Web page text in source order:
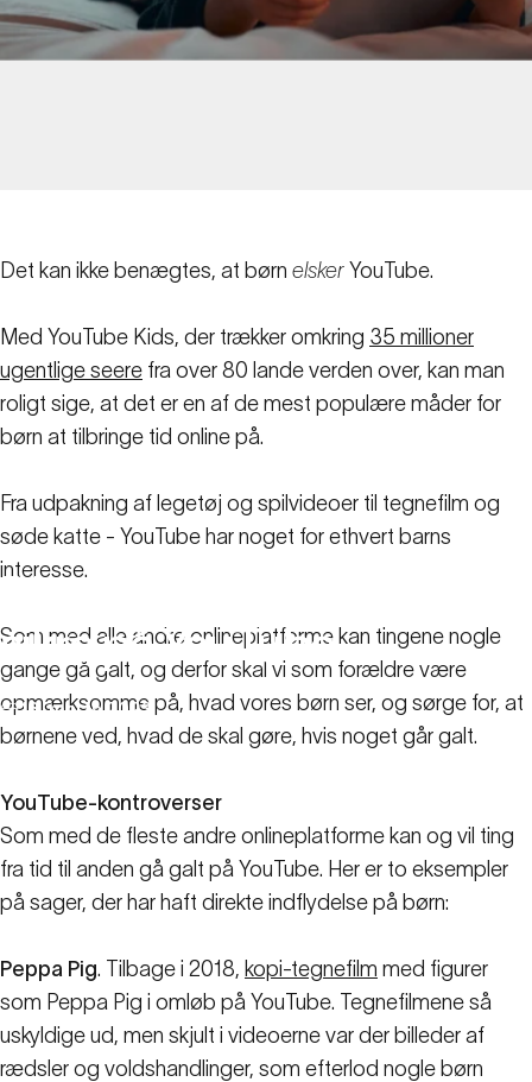
Dinguide
sikre påYouTube
16. marts 2023
Det kan ikke benægtes, at børn elsker YouTube.
Med YouTube Kids, der trækker omkring 35 millioner
ugentlige seere fra over 80 lande verden over, kan man
roligt sige, at det er en af de mest populære måder for
børn at tilbringe tid online på.
Fra udpakning af legetøj og spilvideoer til tegnefilm og
søde katte - YouTube har noget for ethvert barns
interesse.
Som med alle andre onlineplatforme kan tingene nogle
gange gå galt, og derfor skal vi som forældre være
opmærksomme på, hvad vores børn ser, og sørge for, at
børnene ved, hvad de skal gøre, hvis noget går galt.
YouTube-kontroverser
Som med de fleste andre onlineplatforme kan og vil ting
fra tid til anden gå galt på YouTube. Her er to eksempler
på sager, der har haft direkte indflydelse på børn:
Peppa Pig. Tilbage i 2018, kopi-tegnefilm med figurer
som Peppa Pig i omløb på YouTube. Tegnefilmene så
uskyldige ud, men skjult i videoerne var der billeder af
rædsler og voldshandlinger, som efterlod nogle børn